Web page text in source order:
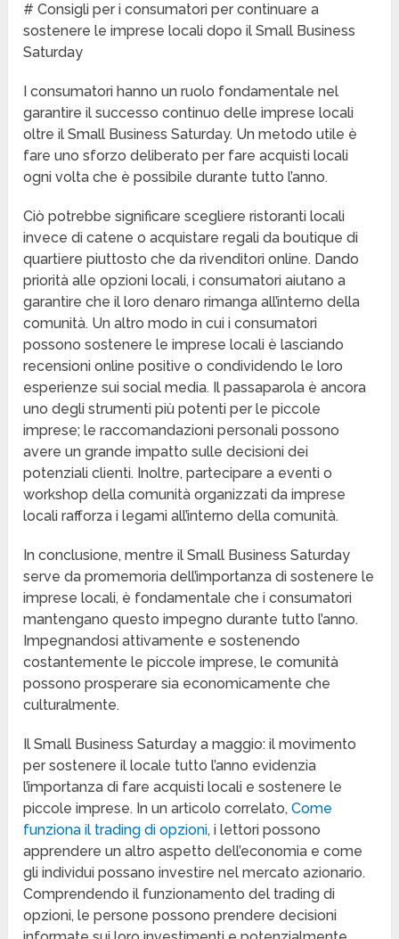
# Consigli per i consumatori per continuare a
sostenere le imprese locali dopo il Small Business
Saturday
I consumatori hanno un ruolo fondamentale nel
garantire il successo continuo delle imprese locali
oltre il Small Business Saturday. Un metodo utile è
fare uno sforzo deliberato per fare acquisti locali
ogni volta che è possibile durante tutto l’anno.
Ciò potrebbe significare scegliere ristoranti locali
invece di catene o acquistare regali da boutique di
quartiere piuttosto che da rivenditori online. Dando
priorità alle opzioni locali, i consumatori aiutano a
garantire che il loro denaro rimanga all’interno della
comunità. Un altro modo in cui i consumatori
possono sostenere le imprese locali è lasciando
recensioni online positive o condividendo le loro
esperienze sui social media. Il passaparola è ancora
uno degli strumenti più potenti per le piccole
imprese; le raccomandazioni personali possono
avere un grande impatto sulle decisioni dei
potenziali clienti. Inoltre, partecipare a eventi o
workshop della comunità organizzati da imprese
locali rafforza i legami all’interno della comunità.
In conclusione, mentre il Small Business Saturday
serve da promemoria dell’importanza di sostenere le
imprese locali, è fondamentale che i consumatori
mantengano questo impegno durante tutto l’anno.
Impegnandosi attivamente e sostenendo
costantemente le piccole imprese, le comunità
possono prosperare sia economicamente che
culturalmente.
Il Small Business Saturday a maggio: il movimento
per sostenere il locale tutto l’anno evidenzia
l’importanza di fare acquisti locali e sostenere le
piccole imprese. In un articolo correlato,Come
funziona il trading di opzioni, i lettori possono
apprendere un altro aspetto dell’economia e come
gli individui possano investire nel mercato azionario.
Comprendendo il funzionamento del trading di
opzioni, le persone possono prendere decisioni